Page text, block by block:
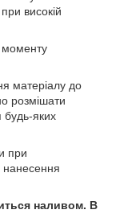
високій
моменту
матеріалу до
розмішати
будь-яких
при
нанесення
наливом. В